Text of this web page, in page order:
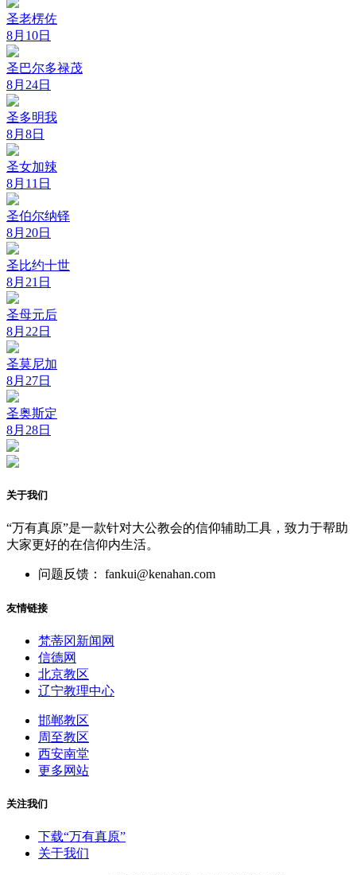
圣老楞佐
8月10日
圣巴尔多禄茂
8月24日
圣多明我
8月8日
圣女加辣
8月11日
圣伯尔纳铎
8月20日
圣比约十世
8月21日
圣母元后
8月22日
圣莫尼加
8月27日
圣奥斯定
8月28日
关于我们
“万有真原”是一款针对大公教会的信仰辅助工具，致力于帮助
大家更好的在信仰内生活。
问题反馈： fankui@kenahan.com
友情链接
梵蒂冈新闻网
信德网
北京教区
辽宁教理中心
邯郸教区
周至教区
西安南堂
更多网站
关注我们
下载“万有真原”
关于我们